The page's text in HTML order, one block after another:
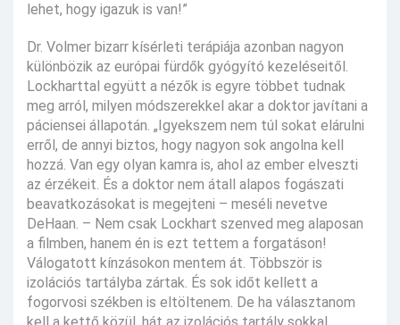
lehet, hogy igazuk is van!”
Dr. Volmer bizarr kísérleti terápiája azonban nagyon
különbözik az európai fürdők gyógyító kezeléseitől.
Lockharttal együtt a nézők is egyre többet tudnak
meg arról, milyen módszerekkel akar a doktor javítani a
páciensei állapotán. „Igyekszem nem túl sokat elárulni
erről, de annyi biztos, hogy nagyon sok angolna kell
hozzá. Van egy olyan kamra is, ahol az ember elveszti
az érzékeit. És a doktor nem átall alapos fogászati
beavatkozásokat is megejteni – meséli nevetve
DeHaan. – Nem csak Lockhart szenved meg alaposan
a filmben, hanem én is ezt tettem a forgatáson!
Válogatott kínzásokon mentem át. Többször is
izolációs tartályba zártak. És sok időt kellett a
fogorvosi székben is eltöltenem. De ha választanom